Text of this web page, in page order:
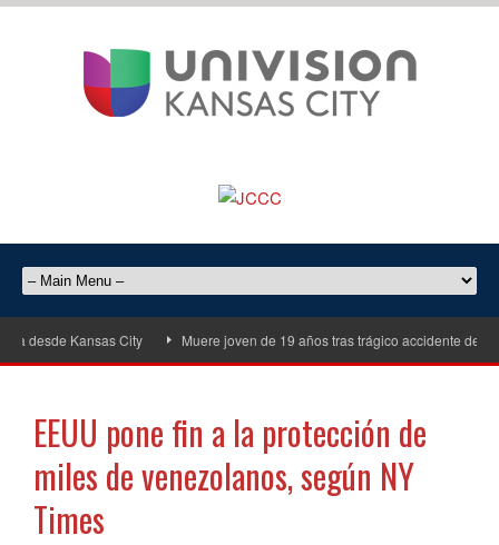
Kansas City Muere joven de 19 años tras trágico accidente de
EEUU pone fin a la protección de
miles de venezolanos, según NY
Times